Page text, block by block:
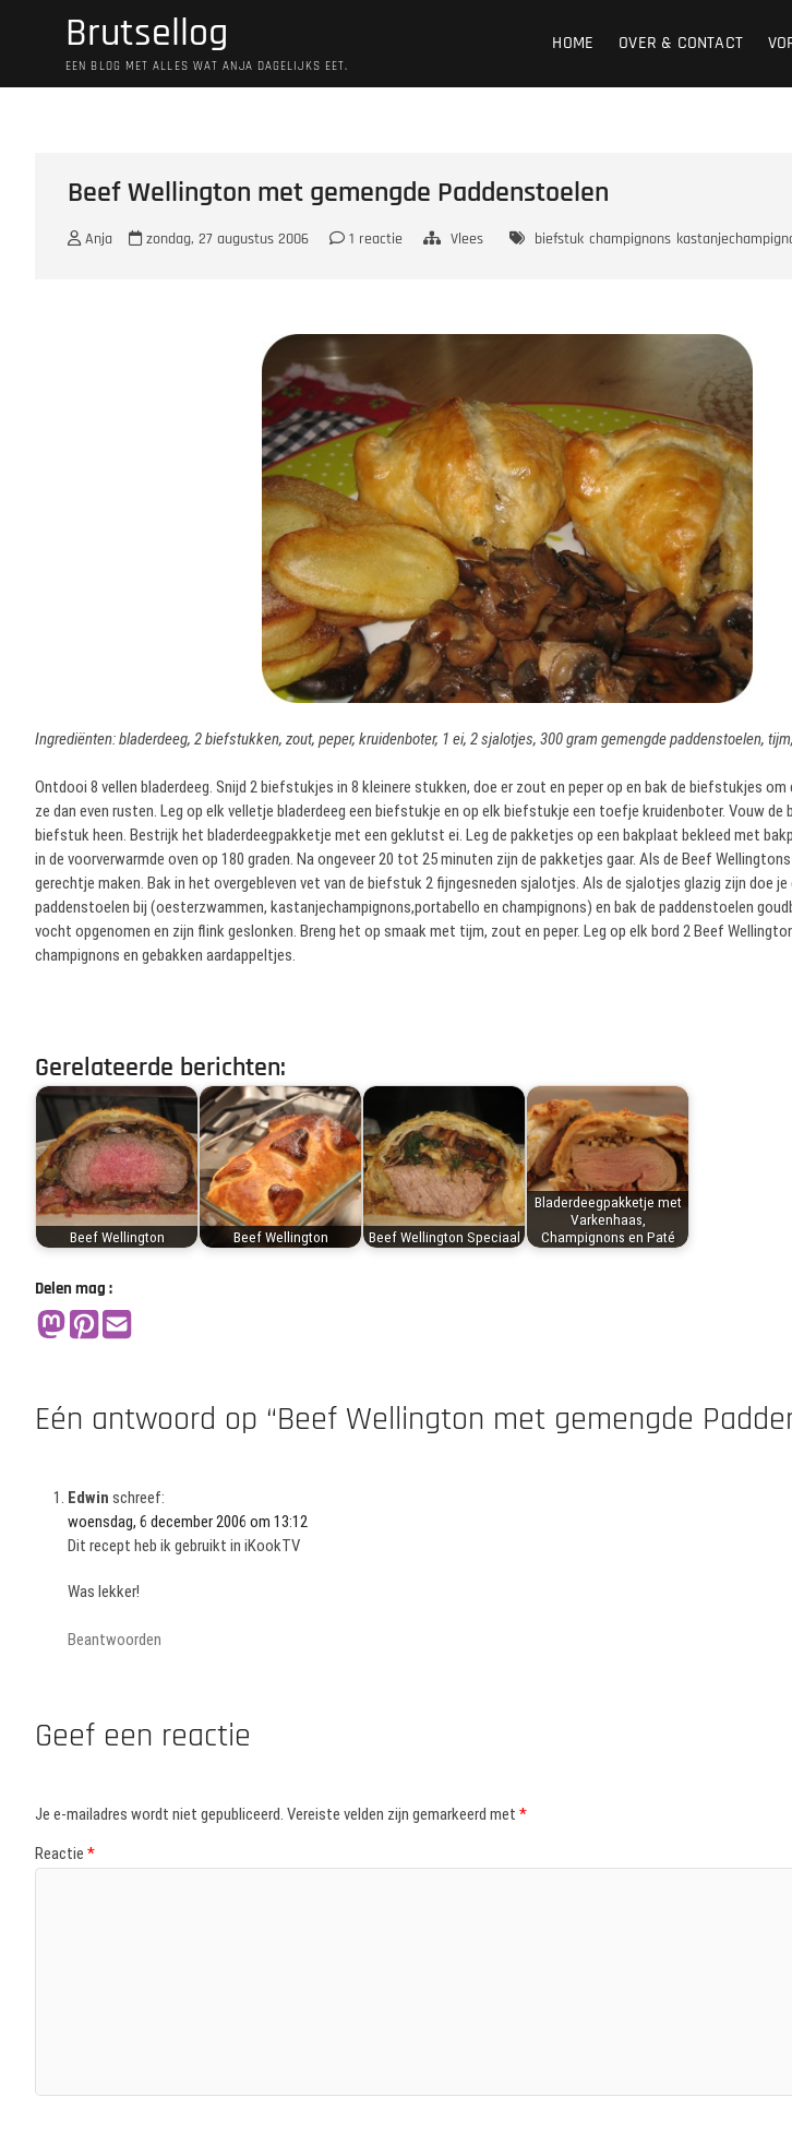
Brutsellog
EEN BLOG MET ALLES WAT ANJA DAGELIJKS EET.
HOME OVER & CONTACT
Beef Wellington met gemengde Paddenstoelen
Anja zondag, 27 augustus 2006 1 reactie Vlees biefstuk champignons
Ingrediënten: bladerdeeg, 2 biefstukken, zout, peper, kruidenboter, 1 ei, 2 sjalotjes, 300 gram gemengde paddenstoelen, tijm,
Ontdooi 8 vellen bladerdeeg. Snijd 2 biefstukjes in 8 kleinere stukken, doe er zout en peper op en bak de biefstukjes om
ze dan even rusten. Leg op elk velletje bladerdeeg een biefstukje en op elk biefstukje een toefje kruidenboter. Vouw de
biefstuk heen. Bestrijk het bladerdeegpakketje met een geklutst ei. Leg de pakketjes op een bakplaat bekleed met
in de voorverwarmde oven op 180 graden. Na ongeveer 20 tot 25 minuten zijn de pakketjes gaar. Als de Beef
gerechtje maken. Bak in het overgebleven vet van de biefstuk 2 fijngesneden sjalotjes. Als de sjalotjes glazig zijn doe je
paddenstoelen bij (oesterzwammen, kastanjechampignons,portabello en champignons) en bak de paddenstoelen
vocht opgenomen en zijn flink geslonken. Breng het op smaak met tijm, zout en peper. Leg op elk bord 2 Beef
champignons en gebakken aardappeltjes.
Gerelateerde berichten:
Beef Wellington Beef Wellington Beef Wellington Speciaal
Bladerdeegpakketje met
Varkenhaas,
Champignons en Paté
Delen mag :
Eén antwoord op “Beef Wellington met gemengde
Edwin schreef:
woensdag, 6 december 2006 om 13:12
Dit recept heb ik gebruikt in iKookTV
Was lekker!
Beantwoorden
Geef een reactie
Je e-mailadres wordt niet gepubliceerd. Vereiste velden zijn gemarkeerd met *
Reactie *